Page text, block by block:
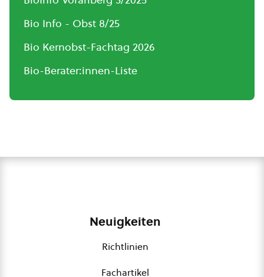
Bio Info - Obst 8/25
Bio Kernobst-Fachtag 2026
Bio-Berater:innen-Liste
Neuigkeiten
Richtlinien
Fachartikel